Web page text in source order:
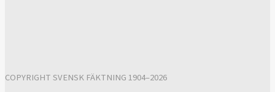
COPYRIGHT SVENSK FÄKTNING 1904–2026